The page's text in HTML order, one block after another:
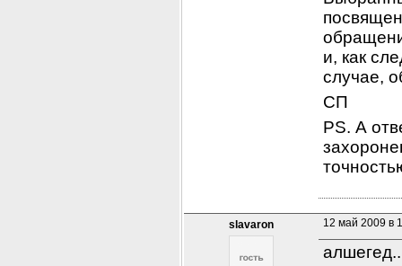
и, как
случае,
СП
PS. А
slavaron 12 май 2009 в